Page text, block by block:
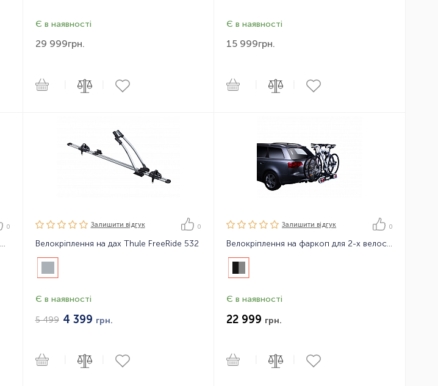
Є в наявності
29 999грн.
Є в наявності
15 999грн.
0
Велокріплення на фаркоп для 4-х велосипедів Thule HangOn 9708
Залишити вiдгук 0
Велокріплення на дах Thule FreeRide 532
Є в наявності
5 499 4 399 грн.
Залишити вiдгук 0
Велокріплення на фаркоп для 2-х велосипедів Thule EuroRide 2 13-pin
Є в наявності
22 999 грн.